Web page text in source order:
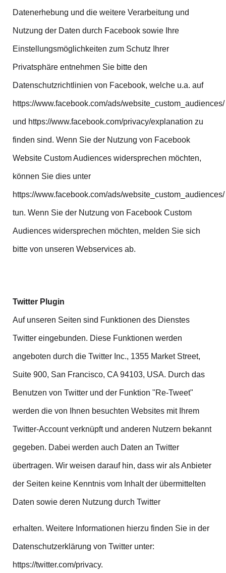
Datenerhebung und die weitere Verarbeitung und
Nutzung der Daten durch Facebook sowie Ihre
Einstellungsmöglichkeiten zum Schutz Ihrer
Privatsphäre entnehmen Sie bitte den
Datenschutzrichtlinien von Facebook, welche u.a. auf
https://www.facebook.com/ads/website_custom_audiences/
und https://www.facebook.com/privacy/explanation zu
finden sind. Wenn Sie der Nutzung von Facebook
Website Custom Audiences widersprechen möchten,
können Sie dies unter
https://www.facebook.com/ads/website_custom_audiences/
tun. Wenn Sie der Nutzung von Facebook Custom
Audiences widersprechen möchten, melden Sie sich
bitte von unseren Webservices ab.
Twitter Plugin
Auf unseren Seiten sind Funktionen des Dienstes
Twitter eingebunden. Diese Funktionen werden
angeboten durch die Twitter Inc., 1355 Market Street,
Suite 900, San Francisco, CA 94103, USA. Durch das
Benutzen von Twitter und der Funktion "Re-Tweet"
werden die von Ihnen besuchten Websites mit Ihrem
Twitter-Account verknüpft und anderen Nutzern bekannt
gegeben. Dabei werden auch Daten an Twitter
übertragen. Wir weisen darauf hin, dass wir als Anbieter
der Seiten keine Kenntnis vom Inhalt der übermittelten
Daten sowie deren Nutzung durch Twitter
erhalten. Weitere Informationen hierzu finden Sie in der
Datenschutzerklärung von Twitter unter:
https://twitter.com/privacy.